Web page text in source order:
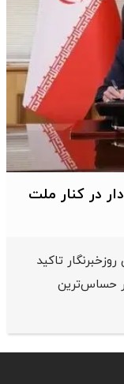
در کنار ملت
تاکید
حساس‌ترین